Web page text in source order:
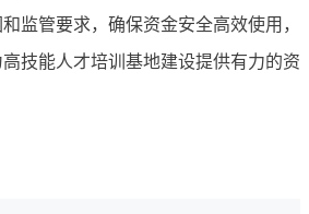
监管要求，确保资金安全高效使用，
技能人才培训基地建设提供有力的资